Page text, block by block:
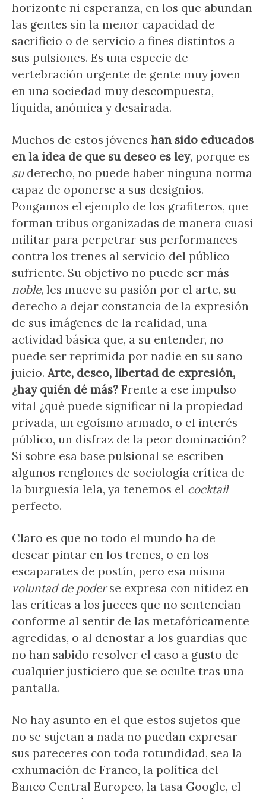
horizonte ni esperanza, en los que abundan
las gentes sin la menor capacidad de
sacrificio o de servicio a fines distintos a
sus pulsiones. Es una especie de
vertebración urgente de gente muy joven
en una sociedad muy descompuesta,
líquida, anómica y desairada.
Muchos de estos jóvenes han sido educados
en la idea de que su deseo es ley, porque es
su derecho, no puede haber ninguna norma
capaz de oponerse a sus designios.
Pongamos el ejemplo de los grafiteros, que
forman tribus organizadas de manera cuasi
militar para perpetrar sus performances
contra los trenes al servicio del público
sufriente. Su objetivo no puede ser más
noble, les mueve su pasión por el arte, su
derecho a dejar constancia de la expresión
de sus imágenes de la realidad, una
actividad básica que, a su entender, no
puede ser reprimida por nadie en su sano
juicio. Arte, deseo, libertad de expresión,
¿hay quién dé más? Frente a ese impulso
vital ¿qué puede significar ni la propiedad
privada, un egoísmo armado, o el interés
público, un disfraz de la peor dominación?
Si sobre esa base pulsional se escriben
algunos renglones de sociología crítica de
la burguesía lela, ya tenemos el cocktail
perfecto.
Claro es que no todo el mundo ha de
desear pintar en los trenes, o en los
escaparates de postín, pero esa misma
voluntad de poderse expresa con nitidez en
las críticas a los jueces que no sentencian
conforme al sentir de las metafóricamente
agredidas, o al denostar a los guardias que
no han sabido resolver el caso a gusto de
cualquier justiciero que se oculte tras una
pantalla.
No hay asunto en el que estos sujetos que
no se sujetan a nada no puedan expresar
sus pareceres con toda rotundidad, sea la
exhumación de Franco, la política del
Banco Central Europeo, la tasa Google, el